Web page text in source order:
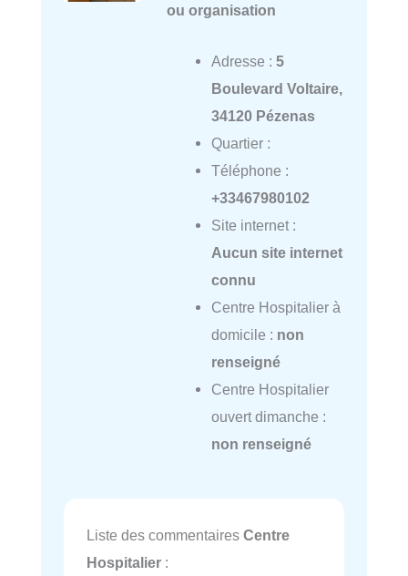
ou organisation
Adresse : 5
Boulevard Voltaire,
34120 Pézenas
Quartier :
Téléphone :
+33467980102
Site internet :
Aucun site internet
connu
Centre Hospitalier à
domicile : non
renseigné
Centre Hospitalier
ouvert dimanche :
non renseigné
Liste des commentaires Centre
Hospitalier :